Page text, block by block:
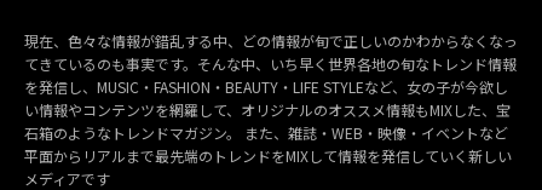
現在、色々な情報が錯乱する中、どの情報が旬で正しいのかわからなくなっ
てきているのも事実です。そんな中、いち早く世界各地の旬なトレンド情報
を発信し、MUSIC・FASHION・BEAUTY・LIFE STYLEなど、女の子が今欲し
い情報やコンテンツを網羅して、オリジナルのオススメ情報もMIXした、宝
石箱のようなトレンドマガジン。 また、雑誌・WEB・映像・イベントなど
平面からリアルまで最先端のトレンドをMIXして情報を発信していく新しい
メディアです